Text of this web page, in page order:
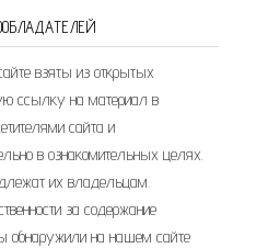
взяты из открытых
ссылку на материал в
сайта и
в ознакомительных целях.
их владельцам.
за содержание
обнаружили на нашем сайте